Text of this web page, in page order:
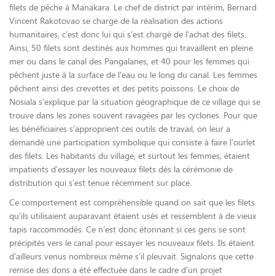
filets de pêche à Manakara. Le chef de district par intérim, Bernard
Vincent Rakotovao se charge de la réalisation des actions
humanitaires, c’est donc lui qui s’est chargé de l’achat des filets.
Ainsi, 50 filets sont destinés aux hommes qui travaillent en pleine
mer ou dans le canal des Pangalanes, et 40 pour les femmes qui
pêchent juste à la surface de l’eau ou le long du canal. Les femmes
pêchent ainsi des crevettes et des petits poissons. Le choix de
Nosiala s’explique par la situation géographique de ce village qui se
trouve dans les zones souvent ravagées par les cyclones. Pour que
les bénéficiaires s’approprient ces outils de travail, on leur a
demandé une participation symbolique qui consiste à faire l’ourlet
des filets. Les habitants du village, et surtout les femmes, étaient
impatients d’essayer les nouveaux filets dès la cérémonie de
distribution qui s’est tenue récemment sur place.
Ce comportement est compréhensible quand on sait que les filets
qu’ils utilisaient auparavant étaient usés et ressemblent à de vieux
tapis raccommodés. Ce n’est donc étonnant si ces gens se sont
précipités vers le canal pour essayer les nouveaux filets. Ils étaient
d’ailleurs venus nombreux même s’il pleuvait. Signalons que cette
remise des dons a été effectuée dans le cadre d’un projet